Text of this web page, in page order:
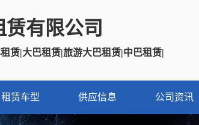
有限公司
赁|大巴租赁|旅游大巴租赁|中巴租赁|
租赁车型 供应信息 公司资讯